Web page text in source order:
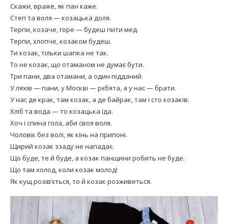
Скажи, враже, як пан каже.
Степ та воля — козацька доля.
Терпи, козаче, горе — будеш пити мед.
Терпи, хлопче, козаком будеш.
Ти козак, тільки шапка не так.
То не козак, що отаманом не думає бути.
Три пани, два отамани, а один підданий.
У ляхів — пани, у Москві — рєбята, а у нас — брати.
У нас де крак, там козак, а де байрак, там і сто козаків.
Хліб та вода — то козацька їда.
Хоч і спина гола, аби своя воля.
Чоловік без волі, як кінь на припоні.
Щирий козак ззаду не нападає.
Що буде, те й буде, а козак панщини робить не буде.
Що там холод, коли козак молод!
Як кущ розів’ється, то й козак розживеться.